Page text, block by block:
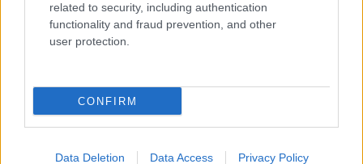
related to security, including authentication
functionality and fraud prevention, and other
user protection.
CONFIRM
Data Deletion Data Access Privacy Policy
AZ ÁZSIAI GYÓGYÍTÓ REGÉNY AZ ÚJ SKANDINÁV